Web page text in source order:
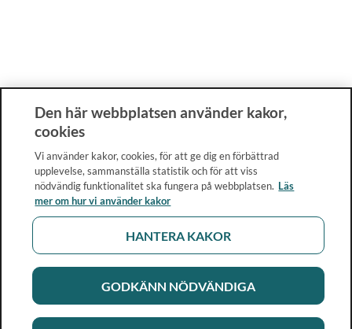
Den här webbplatsen använder kakor,
cookies
Vi använder kakor, cookies, för att ge dig en förbättrad
upplevelse, sammanställa statistik och för att viss
nödvändig funktionalitet ska fungera på webbplatsen. Läs
mer om hur vi använder kakor
HANTERA KAKOR
GODKÄNN NÖDVÄNDIGA